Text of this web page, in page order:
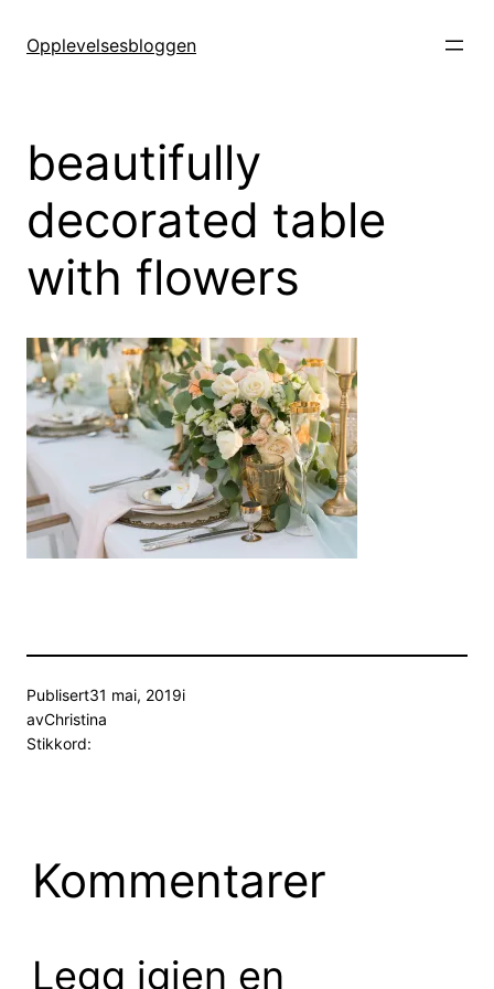
Opplevelsesbloggen
beautifully
decorated table
with flowers
Publisert31 mai, 2019i
avChristina
Stikkord:
Kommentarer
Legg igjen en